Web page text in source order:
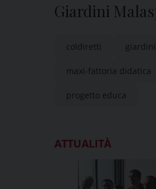
Giardini
Coldiretti Pavia
coldiretti
maxi-fattoria didatica
progetto educa
ATTUALITÀ